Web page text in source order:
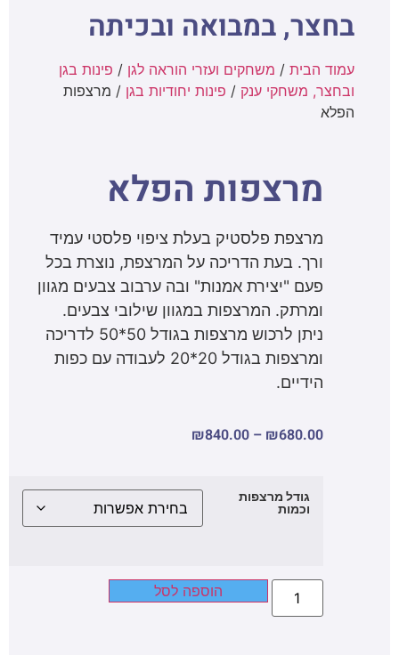
בחצר, במבואה ובכיתה
עמוד הבית / משחקים ועזרי הוראה לגן / פינות בגן
ובחצר, משחקי ענק / פינות יחודיות בגן / מרצפות
הפלא
מרצפות הפלא
מרצפת פלסטיק בעלת ציפוי פלסטי עמיד
ורך. בעת הדריכה על המרצפת, נוצרת בכל
פעם "יצירת אמנות" ובה ערבוב צבעים מגוון
ומרתק. המרצפות במגוון שילובי צבעים.
ניתן לרכוש מרצפות בגודל 50*50 לדריכה
ומרצפות בגודל 20*20 לעבודה עם כפות
הידיים.
₪680.00
–
₪840.00
גודל מרצפות
וכמות
הוספה לסל